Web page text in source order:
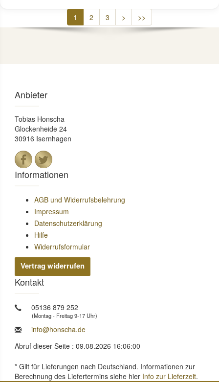
1 2 3 > >>
Anbieter
Tobias Honscha
Glockenheide 24
30916 Isernhagen
Informationen
AGB und Widerrufsbelehrung
Impressum
Datenschutzerklärung
Hilfe
Widerrufsformular
Vertrag widerrufen
Kontakt
05136 879 252
(Montag - Freitag 9-17 Uhr)
info@honscha.de
Abruf dieser Seite : 09.08.2026 16:06:00
* Gilt für Lieferungen nach Deutschland. Informationen zur
Berechnung des Liefertermins siehe hier Info zur Lieferzeit.